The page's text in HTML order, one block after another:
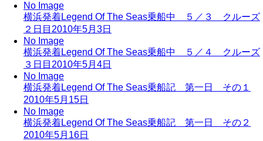
No Image
横浜発着Legend Of The Seas乗船中 ５／３ クルーズ
２日目 2010年5月3日
No Image
横浜発着Legend Of The Seas乗船中 ５／４ クルーズ
３日目 2010年5月4日
No Image
横浜発着Legend Of The Seas乗船記 第一日 その１
2010年5月15日
No Image
横浜発着Legend Of The Seas乗船記 第一日 その２
2010年5月16日